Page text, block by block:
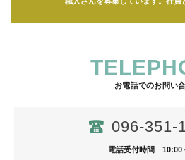
お電話でのお問い
096-351-
電話受付時間 10:00